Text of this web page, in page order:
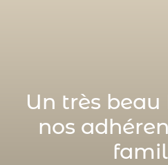
Un très beau
nos